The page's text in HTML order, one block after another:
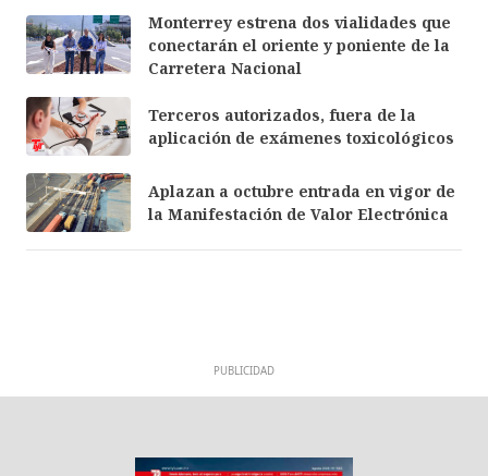
Monterrey estrena dos vialidades que
conectarán el oriente y poniente de la
Carretera Nacional
Terceros autorizados, fuera de la
aplicación de exámenes toxicológicos
Aplazan a octubre entrada en vigor de
la Manifestación de Valor Electrónica
PUBLICIDAD